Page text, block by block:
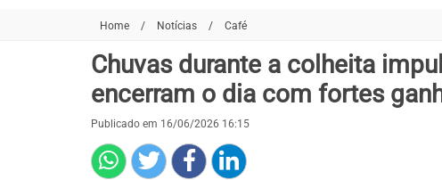
Home / Notícias / Café
Chuvas durante a colheita
encerram o dia com fortes
Publicado em 16/06/2026 16:15